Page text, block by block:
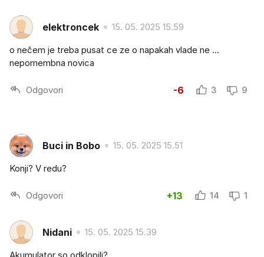
elektroncek 15. 05. 2025 15.59
o nečem je treba pusat ce ze o napakah vlade ne ...
nepomembna novica
Odgovori -6 3 9
Buci in Bobo 15. 05. 2025 15.51
Konji? V redu?
Odgovori +13 14 1
Nidani 15. 05. 2025 15.39